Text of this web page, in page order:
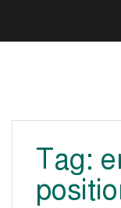
Tag: